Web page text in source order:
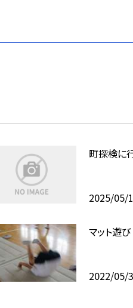
町探検に
2025/05/
マット遊び
2022/05/